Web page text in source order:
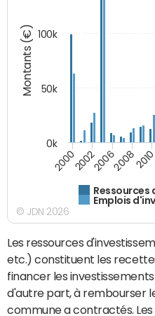
Montants (€)
Ressources
Emplois
20002002200620082010
0k
50k
100k
© JDN 2026
Les ressources
etc.) constituent les
financer les
d'autre part, à rembourser
commune a contractés.